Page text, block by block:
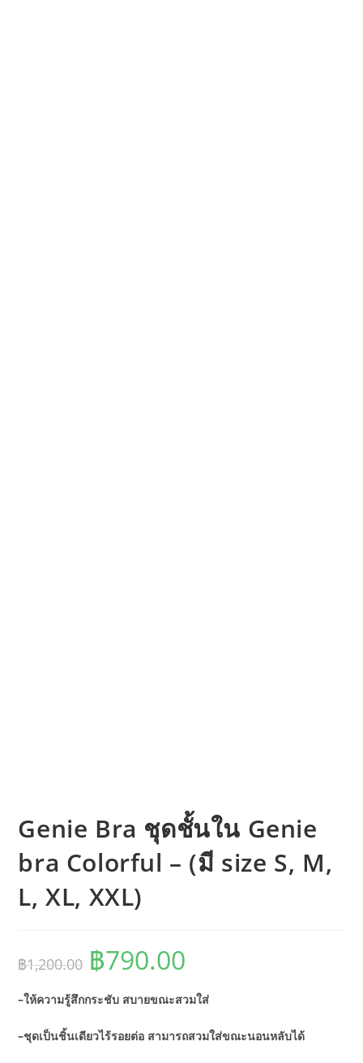
Genie Bra ชุดชั้นใน Genie
bra Colorful – (มี size S, M,
L, XL, XXL)
฿1,200.00
Original
price
was:
฿790.00
–ให้ความรู้สึกกระชับ สบายขณะสวมใส่
–ชุดเป็นชิ้นเดียวไร้รอยต่อ สามารถสวมใส่ขณะนอนหลับได้